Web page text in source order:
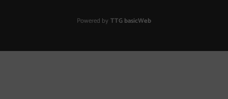
Powered byTTG basicWeb